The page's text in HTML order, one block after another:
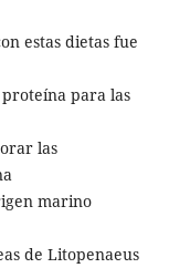
estas dietas fue
para las
las
marino
de Litopenaeus